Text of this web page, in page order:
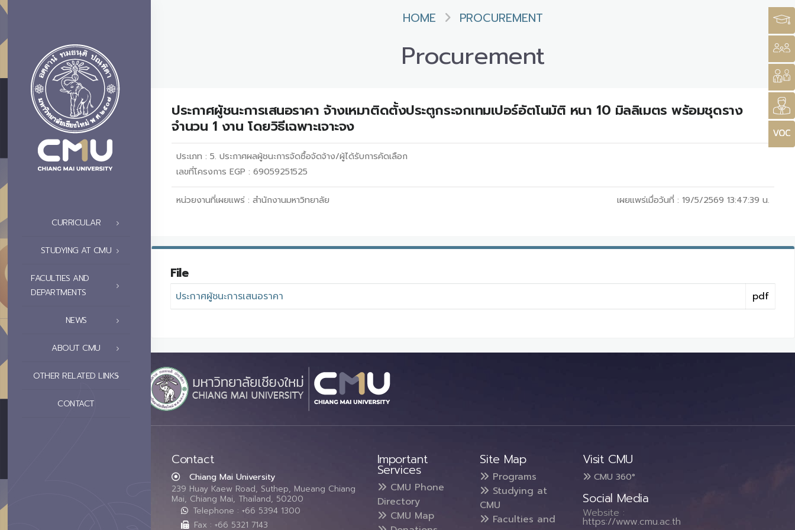
CURRICULAR
STUDYING AT CMU
FACULTIES AND
DEPARTMENTS
NEWS
ABOUT CMU
OTHER RELATED LINKS
CONTACT
HOME PROCUREMENT
Procurement
ประกาศผู้ชนะการเสนอราคา จ้างเหมาติดตั้งประตูกระจกเทมเปอร์อัตโนมัติ หนา 10 มิลลิเมตร พร้อมชุดราง
จำนวน 1 งาน โดยวิธีเฉพาะเจาะจง
ประเภท : 5. ประกาศผลผู้ชนะการจัดซื้อจัดจ้าง/ผู้ได้รับการคัดเลือก
เลขที่โครงการ EGP : 69059251525
หน่วยงานที่เผยแพร่ : สำนักงานมหาวิทยาลัย เผยแพร่เมื่อวันที่ : 19/5/2569 13:47:39 น.
File
ประกาศผู้ชนะการเสนอราคา pdf
Contact
Chiang Mai University
239 Huay Kaew Road, Suthep, Mueang Chiang
Mai, Chiang Mai, Thailand, 50200
Telephone : +66 5394 1300
Fax : +66 5321 7143
Important
Services
CMU Phone
Directory
CMU Map
Site Map
Programs
Studying at
CMU
Faculties and
Visit CMU
CMU 360°
Social Media
Website :
https://www.cmu.ac.th